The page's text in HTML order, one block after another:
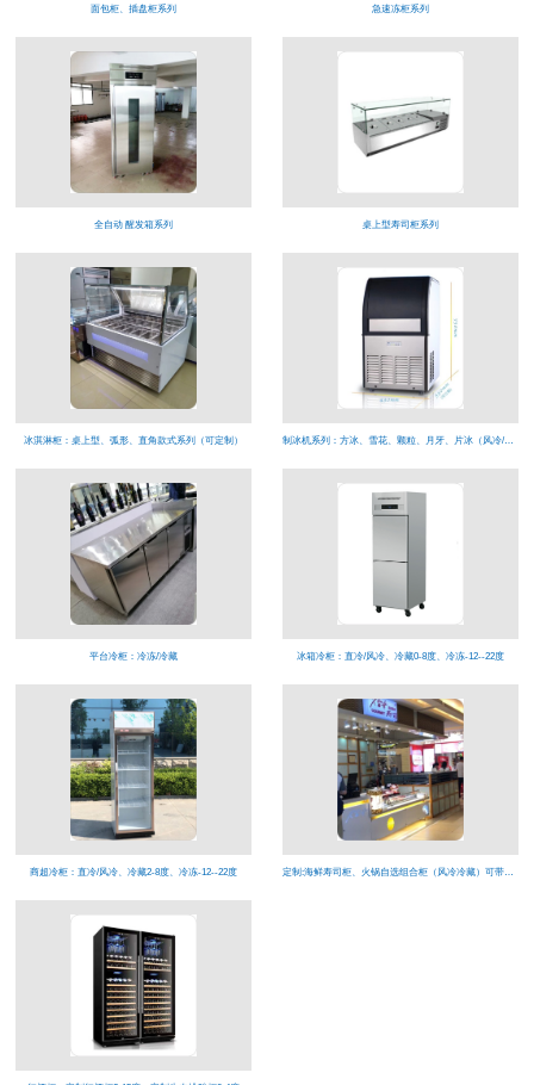
面包柜、插盘柜系列 急速冻柜系列
全自动 醒发箱系列 桌上型寿司柜系列
冰淇淋柜：桌上型、弧形、直角款式系列（可定制） 制冰机系列：方冰、雪花、颗粒、月牙、片冰（风冷/水冷）
平台冷柜：冷冻/冷藏 冰箱冷柜：直冷/风冷、冷藏0-8度、冷冻-12--22度
商超冷柜：直冷/风冷、冷藏2-8度、冷冻-12--22度 定制:海鲜寿司柜、火锅自选组合柜（风冷冷藏）可带喷雾